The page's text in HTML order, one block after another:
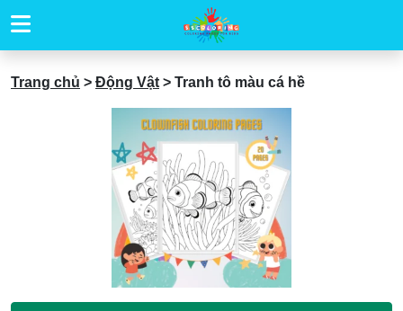
Trang chủ > Động Vật > Tranh tô màu cá hề